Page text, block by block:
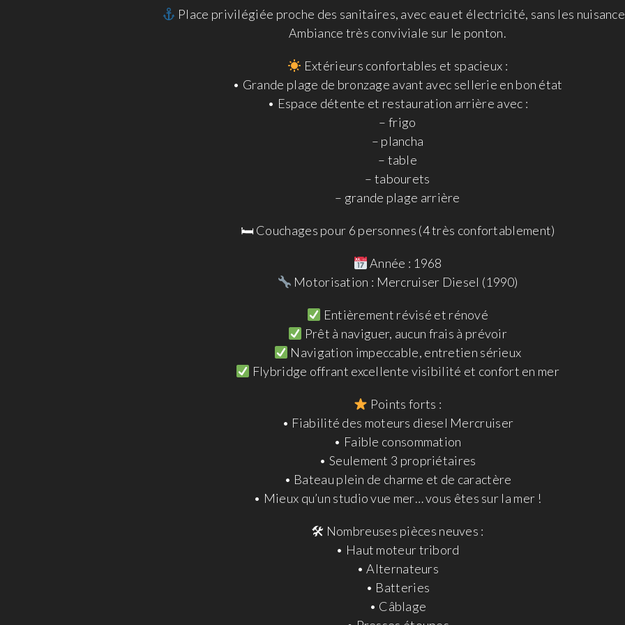
Place privilégiée proche des sanitaires, avec eau et électricité, sans les
Ambiance très conviviale sur le ponton.
Extérieurs confortables et spacieux :
• Grande plage de bronzage avant avec sellerie en bon état
• Espace détente et restauration arrière avec :
– frigo
– plancha
– table
– tabourets
– grande plage arrière
🛏 Couchages pour 6 personnes (4 très confortablement)
Année : 1968
Motorisation : Mercruiser Diesel (1990)
Entièrement révisé et rénové
Prêt à naviguer, aucun frais à prévoir
Navigation impeccable, entretien sérieux
Flybridge offrant excellente visibilité et confort en mer
Points forts :
• Fiabilité des moteurs diesel Mercruiser
• Faible consommation
• Seulement 3 propriétaires
• Bateau plein de charme et de caractère
• Mieux qu’un studio vue mer… vous êtes sur la mer !
🛠 Nombreuses pièces neuves :
• Haut moteur tribord
• Alternateurs
• Batteries
• Câblage